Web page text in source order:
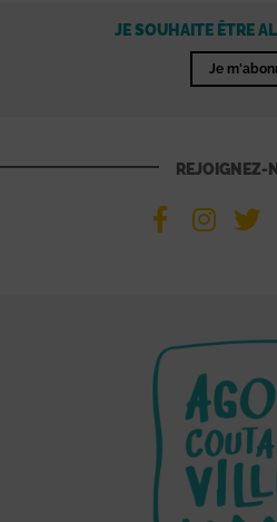
JE SOUHAITE ÊTRE
Je
REJOIGNEZ-